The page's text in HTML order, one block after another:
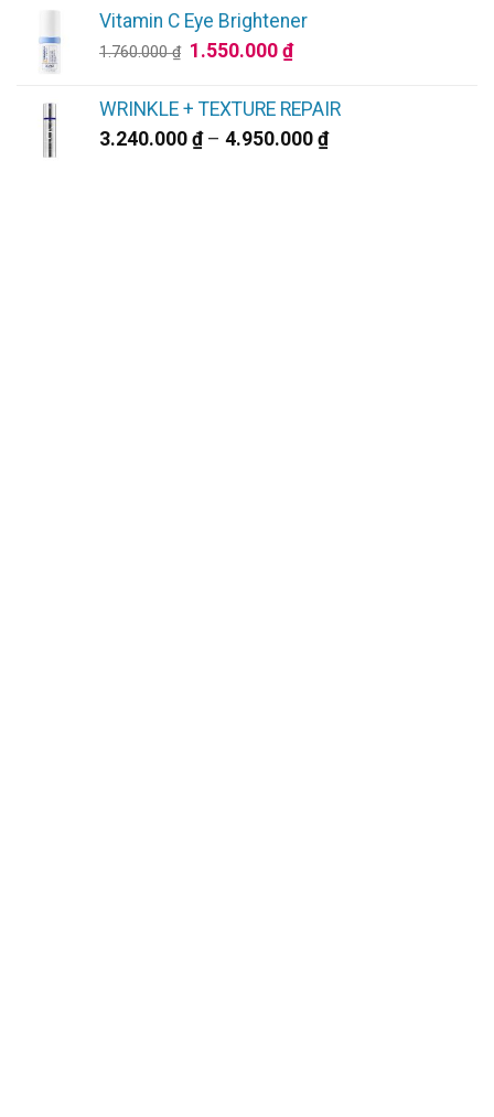
là:
1.810.000 ₫.
tại
là:
995.000 ₫.
Vitamin C Eye Brightener
1.760.000₫ Giá
là:
1.760.000 ₫.
1.550.000₫Giá
tại
là:
1.550.000 ₫.
WRINKLE + TEXTURE REPAIR
3.240.000 ₫ – 4.950.000 ₫Khoảng